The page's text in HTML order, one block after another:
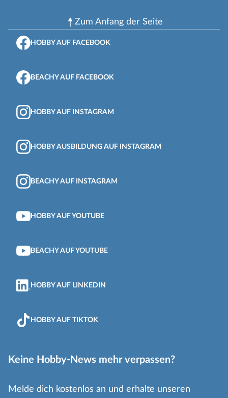
Zum Anfang der Seite
HOBBY AUF FACEBOOK
BEACHY AUF FACEBOOK
HOBBY AUF INSTAGRAM
HOBBY AUSBILDUNG AUF INSTAGRAM
BEACHY AUF INSTAGRAM
HOBBY AUF YOUTUBE
BEACHY AUF YOUTUBE
HOBBY AUF LINKEDIN
HOBBY AUF TIKTOK
Keine Hobby-News mehr verpassen?
Melde dich kostenlos an und erhalte unseren